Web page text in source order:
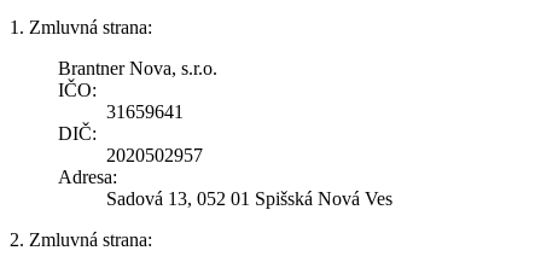
1. Zmluvná strana:
Brantner Nova, s.r.o.
IČO:
31659641
DIČ:
2020502957
Adresa:
Sadová 13, 052 01 Spišská Nová Ves
2. Zmluvná strana: